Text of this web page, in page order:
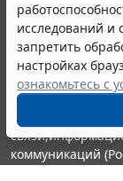
исследований и
запретить
настройках
ознакомьтесь с
© ООО "НПП
выпускается с
являются
информации
Портал
издания
коммуникаций